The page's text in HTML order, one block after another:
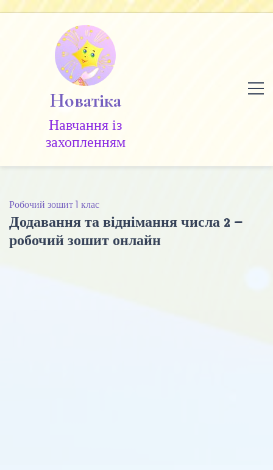
Новатіка
Навчання із
захопленням
Робочий зошит 1 клас
Додавання та віднімання числа 2 –
робочий зошит онлайн